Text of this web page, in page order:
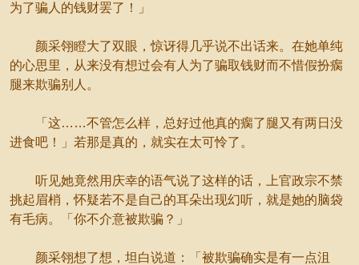
为了骗人的钱财罢了！」
颜采翎瞪大了双眼，惊讶得几乎说不出话来。在她单纯
的心思里，从来没有想过会有人为了骗取钱财而不惜假扮瘸
腿来欺骗别人。
「这……不管怎么样，总好过他真的瘸了腿又有两日没
进食吧！」若那是真的，就实在太可怜了。
听见她竟然用庆幸的语气说了这样的话，上官政宗不禁
挑起眉梢，怀疑若不是自己的耳朵出现幻听，就是她的脑袋
有毛病。「你不介意被欺骗？」
颜采翎想了想，坦白说道：「被欺骗确实是有一点沮